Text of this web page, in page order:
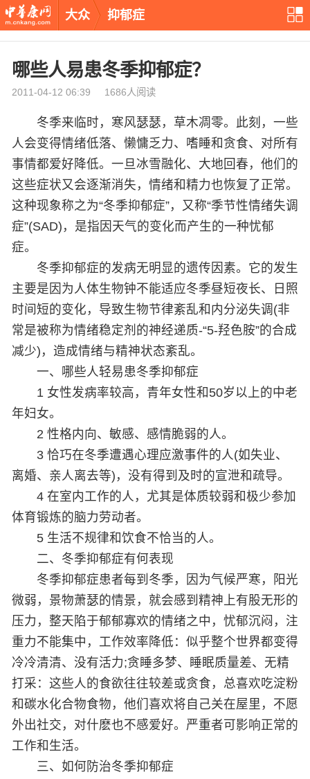
大众 抑郁症
哪些人易患冬季抑郁症？
2011-04-12 06:39 1686人阅读
冬季来临时，寒风瑟瑟，草木凋零。此刻，一些
人会变得情绪低落、懒慵乏力、嗜睡和贪食、对所有
事情都爱好降低。一旦冰雪融化、大地回春，他们的
这些症状又会逐渐消失，情绪和精力也恢复了正常。
这种现象称之为“冬季抑郁症”，又称“季节性情绪失调
症”(SAD)，是指因天气的变化而产生的一种忧郁
症。
冬季抑郁症的发病无明显的遗传因素。它的发生
主要是因为人体生物钟不能适应冬季昼短夜长、日照
时间短的变化，导致生物节律紊乱和内分泌失调(非
常是被称为情绪稳定剂的神经递质-“5-羟色胺”的合成
减少)，造成情绪与精神状态紊乱。
一、哪些人轻易患冬季抑郁症
1 女性发病率较高，青年女性和50岁以上的中老
年妇女。
2 性格内向、敏感、感情脆弱的人。
3 恰巧在冬季遭遇心理应激事件的人(如失业、
离婚、亲人离去等)，没有得到及时的宣泄和疏导。
4 在室内工作的人，尤其是体质较弱和极少参加
体育锻炼的脑力劳动者。
5 生活不规律和饮食不恰当的人。
二、冬季抑郁症有何表现
冬季抑郁症患者每到冬季，因为气候严寒，阳光
微弱，景物萧瑟的情景，就会感到精神上有股无形的
压力，整天陷于郁郁寡欢的情绪之中，忧郁沉闷，注
重力不能集中，工作效率降低：似乎整个世界都变得
冷冷清清、没有活力;贪睡多梦、睡眠质量差、无精
打采：这些人的食欲往往较差或贪食，总喜欢吃淀粉
和碳水化合物食物，他们喜欢将自己关在屋里，不愿
外出社交，对什麽也不感爱好。严重者可影响正常的
工作和生活。
三、如何防治冬季抑郁症